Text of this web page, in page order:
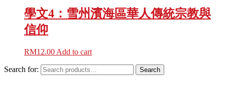
學文4：雪州濱海區華人傳統宗教與
信仰
RM12.00 Add to cart
Search for: Search